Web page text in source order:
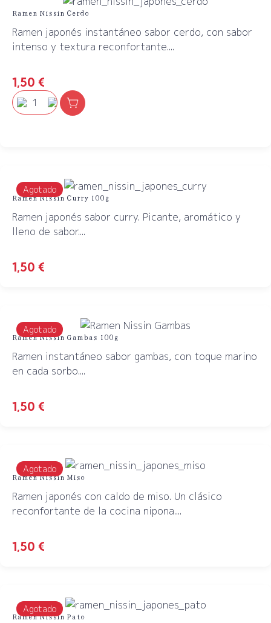
Ramen Nissin Cerdo
Ramen japonés instantáneo sabor cerdo, con sabor
intenso y textura reconfortante....
1,50 €
Agotado
Ramen Nissin Curry 100g
Ramen japonés sabor curry. Picante, aromático y
lleno de sabor....
1,50 €
Agotado
Ramen Nissin Gambas 100g
Ramen instantáneo sabor gambas, con toque marino
en cada sorbo....
1,50 €
Agotado
Ramen Nissin Miso
Ramen japonés con caldo de miso. Un clásico
reconfortante de la cocina nipona....
1,50 €
Agotado
Ramen Nissin Pato